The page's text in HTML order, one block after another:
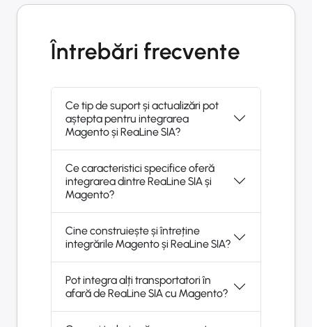
Întrebări frecvente
Ce tip de suport și actualizări pot
aștepta pentru integrarea
Magento și ReaLine SIA?
Ce caracteristici specifice oferă
integrarea dintre ReaLine SIA și
Magento?
Cine construiește și întreține
integrările Magento și ReaLine SIA?
Pot integra alți transportatori în
afară de ReaLine SIA cu Magento?